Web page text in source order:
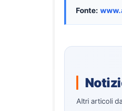
Fonte:
Altri articoli